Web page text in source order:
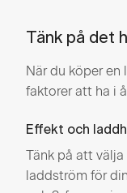
Tänk på det
När du köper
faktorer att ha i
Effekt och
Tänk på att
laddström för